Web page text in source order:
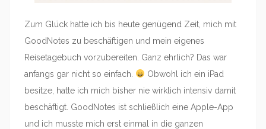
Zum Glück hatte ich bis heute genügend Zeit, mich mit
GoodNotes zu beschäftigen und mein eigenes
Reisetagebuch vorzubereiten. Ganz ehrlich? Das war
anfangs gar nicht so einfach.
Obwohl ich ein iPad
besitze, hatte ich mich bisher nie wirklich intensiv damit
beschäftigt. GoodNotes ist schließlich eine Apple-App
und ich musste mich erst einmal in die ganzen